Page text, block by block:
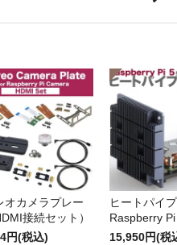
オカメラプレー
接続セット）
円(税込)
ヒートパイ
Raspberry
15,950円(税